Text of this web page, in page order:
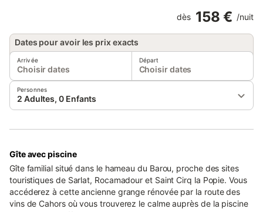
dès 158 € /nuit
Dates pour avoir les prix exacts
Arrivée
Choisir dates
Départ
Choisir dates
Personnes
2 Adultes, 0 Enfants
Gîte avec piscine
Gîte familial situé dans le hameau du Barou, proche des sites
touristiques de Sarlat, Rocamadour et Saint Cirq la Popie. Vous
accéderez à cette ancienne grange rénovée par la route des
vins de Cahors où vous trouverez le calme auprès de la piscine